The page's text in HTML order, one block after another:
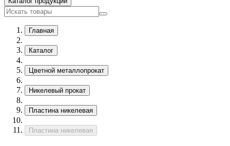
Главная
Каталог
Цветной металлопрокат
Никелевый прокат
Пластина никелевая
Пластина никелевая